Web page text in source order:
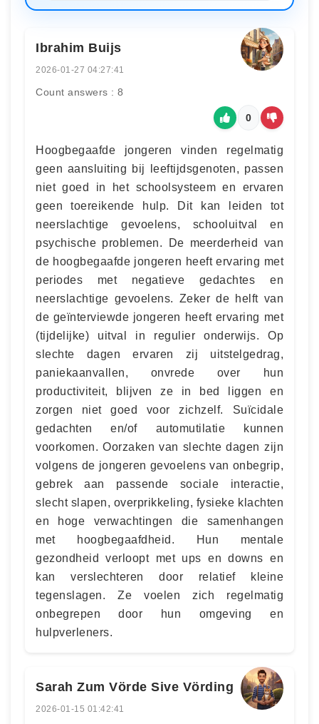
Ibrahim Buijs
2026-01-27 04:27:41
Count answers : 8
0
Hoogbegaafde jongeren vinden regelmatig
geen aansluiting bij leeftijdsgenoten, passen
niet goed in het schoolsysteem en ervaren
geen toereikende hulp. Dit kan leiden tot
neerslachtige gevoelens, schooluitval en
psychische problemen. De meerderheid van
de hoogbegaafde jongeren heeft ervaring met
periodes met negatieve gedachtes en
neerslachtige gevoelens. Zeker de helft van
de geïnterviewde jongeren heeft ervaring met
(tijdelijke) uitval in regulier onderwijs. Op
slechte dagen ervaren zij uitstelgedrag,
paniekaanvallen, onvrede over hun
productiviteit, blijven ze in bed liggen en
zorgen niet goed voor zichzelf. Suïcidale
gedachten en/of automutilatie kunnen
voorkomen. Oorzaken van slechte dagen zijn
volgens de jongeren gevoelens van onbegrip,
gebrek aan passende sociale interactie,
slecht slapen, overprikkeling, fysieke klachten
en hoge verwachtingen die samenhangen
met hoogbegaafdheid. Hun mentale
gezondheid verloopt met ups en downs en
kan verslechteren door relatief kleine
tegenslagen. Ze voelen zich regelmatig
onbegrepen door hun omgeving en
hulpverleners.
Sarah Zum Vörde Sive Vörding
2026-01-15 01:42:41